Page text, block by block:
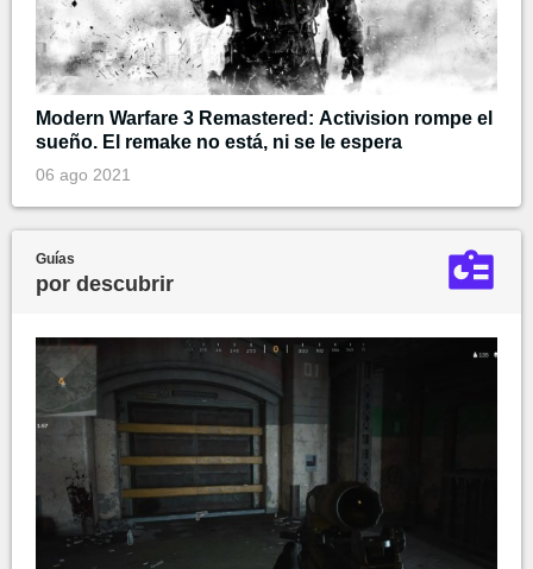
Modern Warfare 3 Remastered: Activision rompe el
sueño. El remake no está, ni se le espera
06 ago 2021
Guías
por descubrir